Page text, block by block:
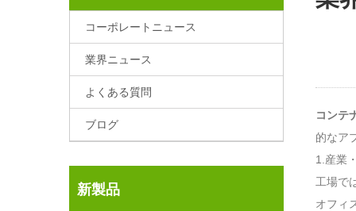
コーポレートニュース
業界ニュース
よくある質問
ブログ
新製品
コンテ
的なア
1.産業
工場で
オフィ